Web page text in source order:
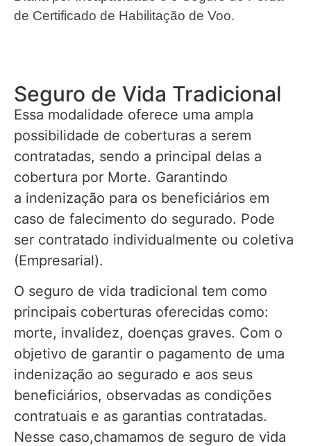
de Certificado de Habilitação de Voo.
Seguro de Vida Tradicional
Essa modalidade oferece uma ampla
possibilidade de coberturas a serem
contratadas, sendo a principal delas a
cobertura por Morte. Garantindo
a indenização para os beneficiários em
caso de falecimento do segurado. Pode
ser contratado individualmente ou coletiva
(Empresarial).
O seguro de vida tradicional tem como
principais coberturas oferecidas como:
morte, invalidez, doenças graves. Com o
objetivo de garantir o pagamento de uma
indenização ao segurado e aos seus
beneficiários, observadas as condições
contratuais e as garantias contratadas.
Nesse caso,chamamos de seguro de vida